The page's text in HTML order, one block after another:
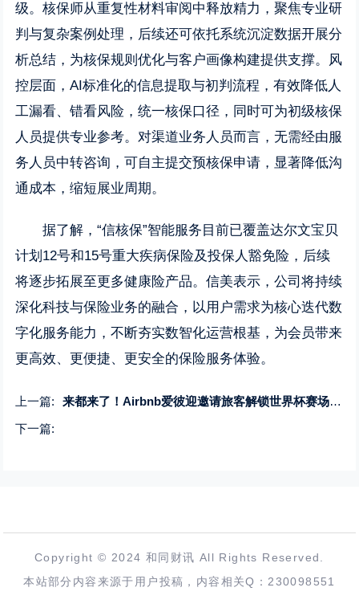
级。核保师从重复性材料审阅中释放精力，聚焦专业研
判与复杂案例处理，后续还可依托系统沉淀数据开展分
析总结，为核保规则优化与客户画像构建提供支撑。风
控层面，AI标准化的信息提取与初判流程，有效降低人
工漏看、错看风险，统一核保口径，同时可为初级核保
人员提供专业参考。对渠道业务人员而言，无需经由服
务人员中转咨询，可自主提交预核保申请，显著降低沟
通成本，缩短展业周期。
据了解，“信核保”智能服务目前已覆盖达尔文宝贝
计划12号和15号重大疾病保险及投保人豁免险，后续
将逐步拓展至更多健康险产品。信美表示，公司将持续
深化科技与保险业务的融合，以用户需求为核心迭代数
字化服务能力，不断夯实数智化运营根基，为会员带来
更高效、更便捷、更安全的保险服务体验。
上一篇:
来都来了！Airbnb爱彼迎邀请旅客解锁世界杯赛场外的多城漫游
下一篇:
Copyright © 2024 和同财讯 All Rights Reserved.
本站部分内容来源于用户投稿，内容相关Q：230098551